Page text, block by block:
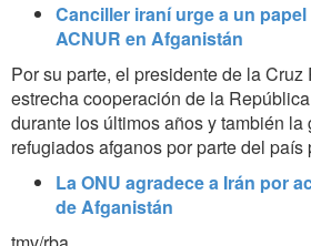
Canciller iraní urge a un
ACNUR en Afganistán
Por su parte, el presidente de la
estrecha cooperación de la
durante los últimos años y también
refugiados afganos por parte del país
La ONU agradece a Irán por
de Afganistán